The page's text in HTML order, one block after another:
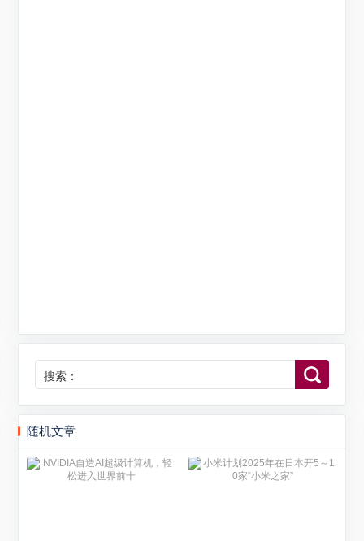
搜索：
随机文章